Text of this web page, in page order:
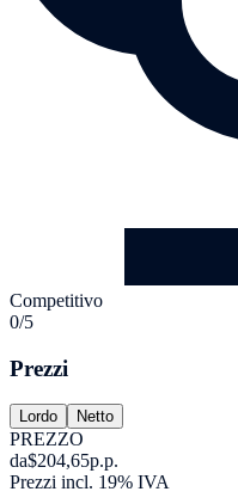
Competitivo
0/5
Prezzi
Lordo Netto
PREZZO
da$204,65p.p.
Prezzi incl. 19% IVA